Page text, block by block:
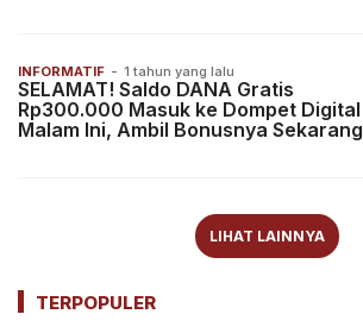
INFORMATIF - 1 tahun yang lalu
SELAMAT! Saldo DANA Gratis
Rp300.000 Masuk ke Dompet Digital
Malam Ini, Ambil Bonusnya Sekarang
LIHAT LAINNYA
TERPOPULER